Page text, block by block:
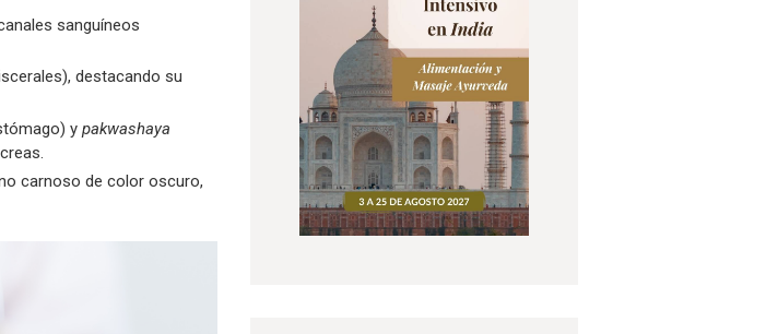
sanguíneos
destacando su
ypakwashaya
carnoso de color oscuro,